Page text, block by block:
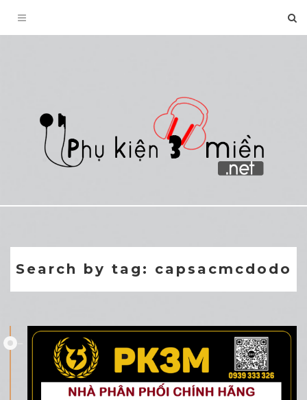
Toggle
Search by tag: capsacmcdodo